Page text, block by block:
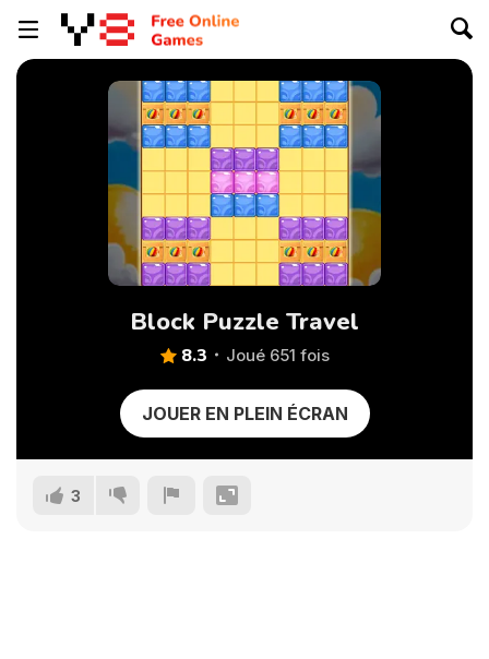
Block Puzzle Travel
8.3 Joué 651 fois
JOUER EN PLEIN ÉCRAN
3